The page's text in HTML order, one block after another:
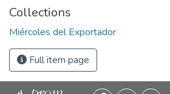
Collections
Miércoles del Exportador
Full item page